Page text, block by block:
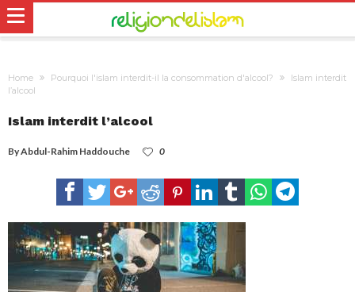
Home Pourquoi l'islam interdit-il la consommation d'alcool?
Islam interdit
l’alcool
Islam interdit l’alcool
ByAbdul-Rahim Haddouche 0